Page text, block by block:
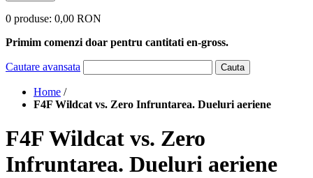
0 produse: 0,00 RON
Primim comenzi doar pentru cantitati en-gross.
Cautare avansata Cauta
Home /
F4F Wildcat vs. Zero Infruntarea. Dueluri aeriene
F4F Wildcat vs. Zero
Infruntarea. Dueluri aeriene